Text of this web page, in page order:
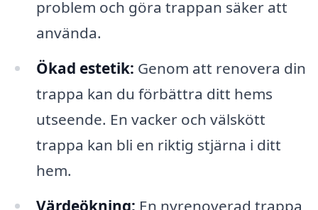
problem och göra trappan säker att
använda.
Ökad estetik: Genom att renovera din
trappa kan du förbättra ditt hems
utseende. En vacker och välskött
trappa kan bli en riktig stjärna i ditt
hem.
Värdeökning: En nyrenoverad trappa